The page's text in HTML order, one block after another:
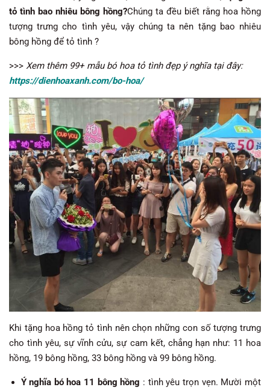
tỏ tình bao nhiêu bông hồng?Chúng ta đều biết rằng hoa hồng
tượng trưng cho tình yêu, vậy chúng ta nên tặng bao nhiêu
bông hồng để tỏ tình ?
>>> Xem thêm 99+ mẫu bó hoa tỏ tình đẹp ý nghĩa tại đây:
https://dienhoaxanh.com/bo-hoa/
Khi tặng hoa hồng tỏ tình nên chọn những con số tượng trưng
cho tình yêu, sự vĩnh cửu, sự cam kết, chẳng hạn như: 11 hoa
hồng, 19 bông hồng, 33 bông hồng và 99 bông hồng.
Ý nghĩa bó hoa 11 bông hồng : tình yêu trọn vẹn. Mười một